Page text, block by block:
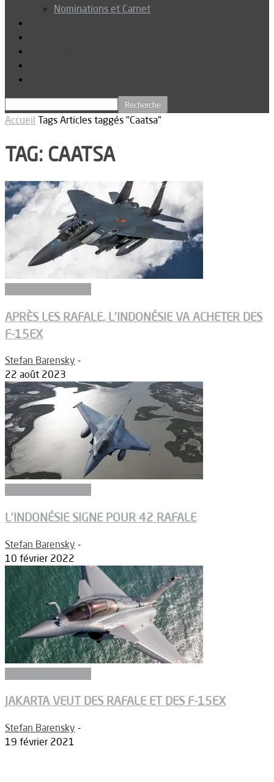
Nominations et Carnet
Accueil Tags Articles taggés "Caatsa"
TAG: CAATSA
APRÈS LES RAFALE, L’INDONÉSIE VA ACHETER DES
F-15EX
Stefan Barensky -
22 août 2023
L’INDONÉSIE SIGNE POUR 42 RAFALE
Stefan Barensky -
10 février 2022
JAKARTA VEUT DES RAFALE ET DES F-15EX
Stefan Barensky -
19 février 2021